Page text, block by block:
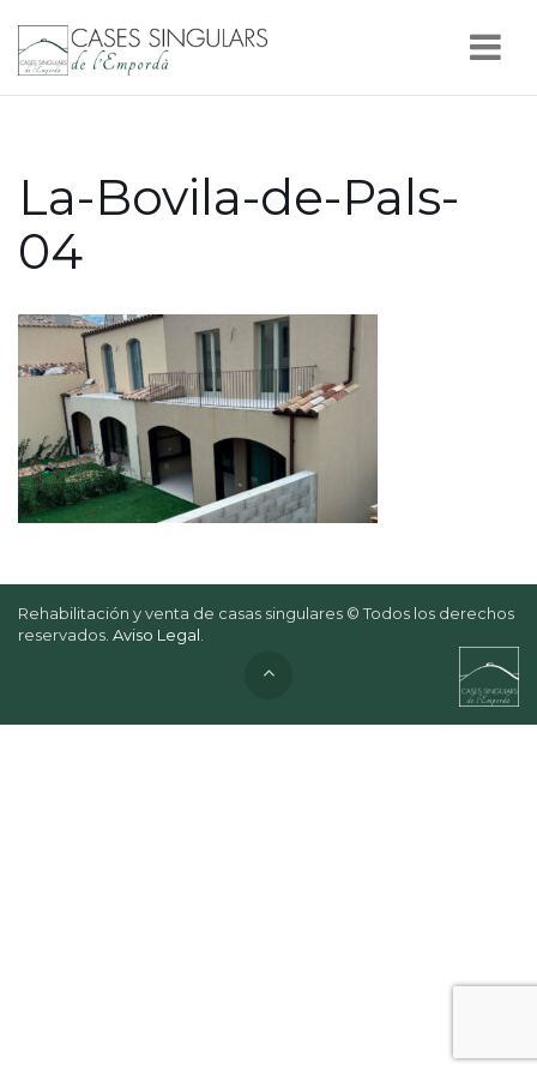
La-Bovila-de-Pals-
04
Rehabilitación y venta de casas singulares © Todos los derechos
reservados. Aviso Legal